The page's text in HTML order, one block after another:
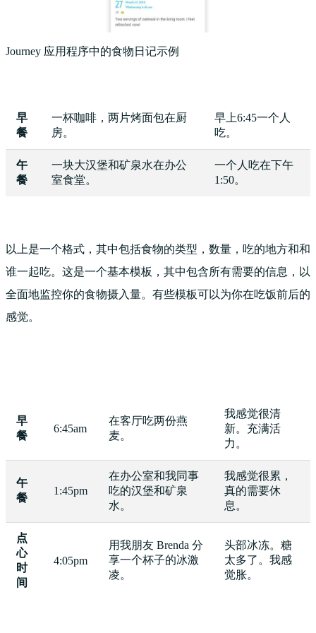
Journey 应用程序中的食物日记示例
早
餐
一杯咖啡，两片烤面包在厨
房。
早上6:45一个人
吃。
午
餐
一块大汉堡和矿泉水在办公
室食堂。
一个人吃在下午
1:50。
以上是一个格式，其中包括食物的类型，数量，吃的地方和和
谁一起吃。这是一个基本模板，其中包含所有需要的信息，以
全面地监控你的食物摄入量。有些模板可以为你在吃饭前后的
感觉。
早
餐
6:45am
在客厅吃两份燕
麦。
我感觉很清
新。充满活
力。
午
餐
1:45pm
在办公室和我同事
吃的汉堡和矿泉
水。
我感觉很累，
真的需要休
息。
点
心
时
间
4:05pm
用我朋友 Brenda 分
享一个杯子的冰激
凌。
头部冰冻。糖
太多了。我感
觉胀。